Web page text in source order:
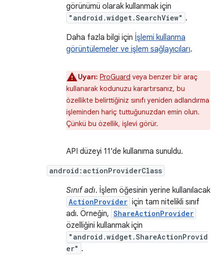
görünümü olarak kullanmak için
"android.widget.SearchView" .
Daha fazla bilgi için İşlemi kullanma
görüntülemeler ve işlem sağlayıcıları.
Uyarı: ProGuard veya benzer bir araç
kullanarak kodunuzu karartırsanız, bu
özellikte belirttiğiniz sınıfı yeniden adlandırma
işleminden hariç tuttuğunuzdan emin olun.
Çünkü bu özellik, işlevi görür.
API düzeyi 11'de kullanıma sunuldu.
android:actionProviderClass
Sınıf adı. İşlem öğesinin yerine kullanılacak
ActionProvider için tam nitelikli sınıf
adı. Örneğin, ShareActionProvider
özelliğini kullanmak için
"android.widget.ShareActionProvid
er" .